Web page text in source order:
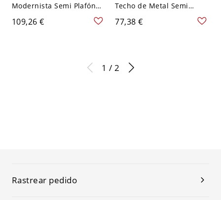
Modernista Semi Plafón
de Metal de Cuadrados
para Cuarto - Negro 110 A
109,26 €
Techo de Metal Semi
Plafón LED con Focos para
Salón - Negro 110 A 120 V
77,38 €
1 / 2
Rastrear pedido